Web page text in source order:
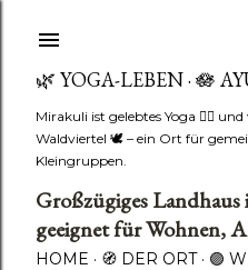
🌿 YOGA-LEBEN · 🪷
Mirakuli ist gelebtes Yoga 🧘‍♂️
Waldviertel 🕊️ – ein Ort für
Kleingruppen.
Großzügiges
geeignet für Wohnen,
HOME 🧭 DER ORT 🟣